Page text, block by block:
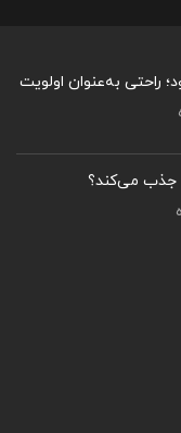
راحتی به‌عنوان اولویت
جذب می‌کند؟